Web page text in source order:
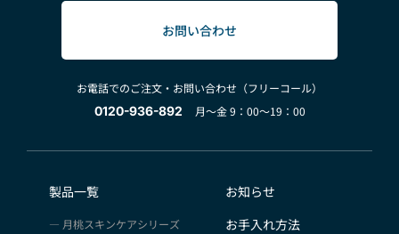
お問い合わせ
お電話でのご注文・お問い合わせ（フリーコール）
0120-936-892
月～金 9：00～19：00
製品一覧
月桃スキンケアシリーズ
お知らせ
お手入れ方法